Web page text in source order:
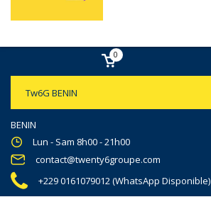
Tw6G BENIN
BENIN
Lun - Sam 8h00 - 21h00
contact@twenty6groupe.com
+229 0161079012 (WhatsApp Disponible)
0